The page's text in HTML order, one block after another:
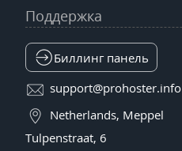
Поддержка
Биллинг панель
support@prohoster.info
Netherlands, Meppel
Tulpenstraat, 6